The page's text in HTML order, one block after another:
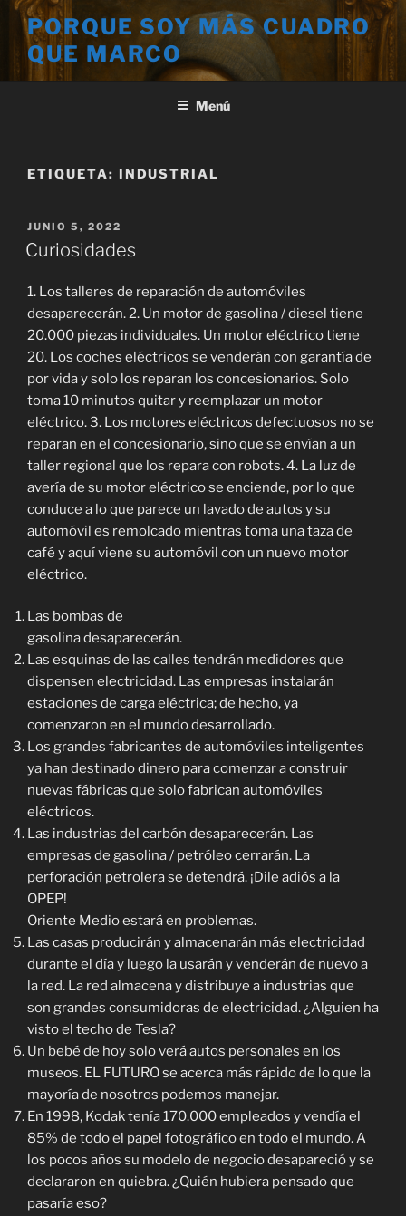
Saltar
contenido
PORQUE SOY MÁS CUADRO
QUE MARCO
Menú
ETIQUETA: INDUSTRIAL
PUBLICADO
EL
JUNIO 5, 2022
Curiosidades
1. Los talleres de reparación de automóviles
desaparecerán. 2. Un motor de gasolina / diesel tiene
20.000 piezas individuales. Un motor eléctrico tiene
20. Los coches eléctricos se venderán con garantía de
por vida y solo los reparan los concesionarios. Solo
toma 10 minutos quitar y reemplazar un motor
eléctrico. 3. Los motores eléctricos defectuosos no se
reparan en el concesionario, sino que se envían a un
taller regional que los repara con robots. 4. La luz de
avería de su motor eléctrico se enciende, por lo que
conduce a lo que parece un lavado de autos y su
automóvil es remolcado mientras toma una taza de
café y aquí viene su automóvil con un nuevo motor
eléctrico.
Las bombas de
gasolina desaparecerán.
Las esquinas de las calles tendrán medidores que
dispensen electricidad. Las empresas instalarán
estaciones de carga eléctrica; de hecho, ya
comenzaron en el mundo desarrollado.
Los grandes fabricantes de automóviles inteligentes
ya han destinado dinero para comenzar a construir
nuevas fábricas que solo fabrican automóviles
eléctricos.
Las industrias del carbón desaparecerán. Las
empresas de gasolina / petróleo cerrarán. La
perforación petrolera se detendrá. ¡Dile adiós a la
OPEP!
Oriente Medio estará en problemas.
Las casas producirán y almacenarán más electricidad
durante el día y luego la usarán y venderán de nuevo a
la red. La red almacena y distribuye a industrias que
son grandes consumidoras de electricidad. ¿Alguien ha
visto el techo de Tesla?
Un bebé de hoy solo verá autos personales en los
museos. EL FUTURO se acerca más rápido de lo que la
mayoría de nosotros podemos manejar.
En 1998, Kodak tenía 170.000 empleados y vendía el
85% de todo el papel fotográfico en todo el mundo. A
los pocos años su modelo de negocio desapareció y se
declararon en quiebra. ¿Quién hubiera pensado que
pasaría eso?